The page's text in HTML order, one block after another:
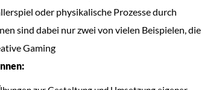
oder physikalische Prozesse durch
sind dabei nur zwei von vielen Beispielen, die
Gaming